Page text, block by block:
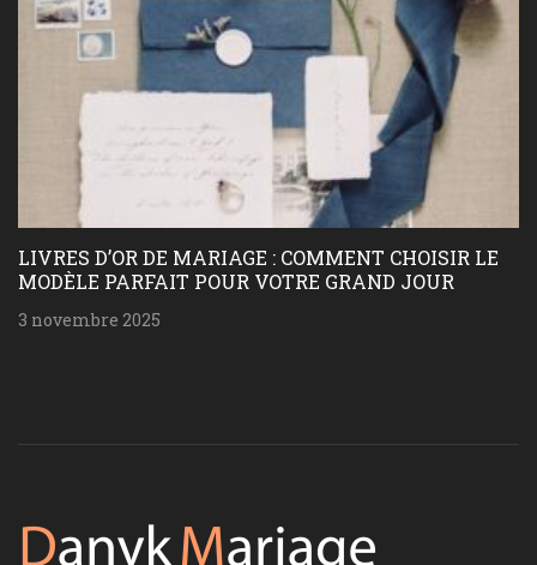
LIVRES D’OR DE MARIAGE : COMMENT CHOISIR LE
MODÈLE PARFAIT POUR VOTRE GRAND JOUR
3 novembre 2025